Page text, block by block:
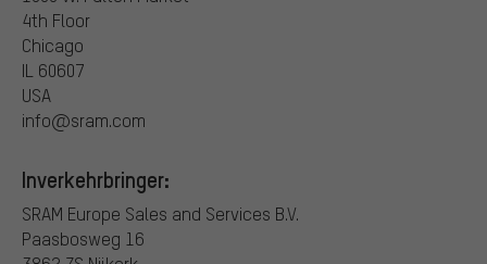
4th Floor
Chicago
IL 60607
USA
info@sram.com
Inverkehrbringer:
SRAM Europe Sales and Services B.V.
Paasbosweg 16